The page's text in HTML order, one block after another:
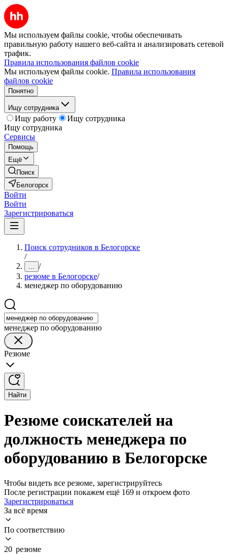
Мы используем файлы cookie, чтобы обеспечивать
правильную работу нашего веб-сайта и анализировать сетевой
трафик.
Правила использования файлов cookie
Мы используем файлы cookie. Правила использования
файлов cookie
Понятно
Ищу сотрудника
Ищу работу
Ищу сотрудника
Ищу сотрудника
Сервисы
Помощь
Ещё
Поиск
Белогорск
Войти
Войти
Зарегистрироваться
Поиск сотрудников в Белогорске
/
... /
резюме в Белогорске/
менеджер по оборудованию
менеджер по оборудованию
Резюме
Найти
Резюме соискателей на
должность менеджера по
оборудованию в Белогорске
Чтобы видеть все резюме, зарегистрируйтесь
После регистрации покажем ещё 169 и откроем фото
Зарегистрироваться
За всё время
По соответствию
20 резюме